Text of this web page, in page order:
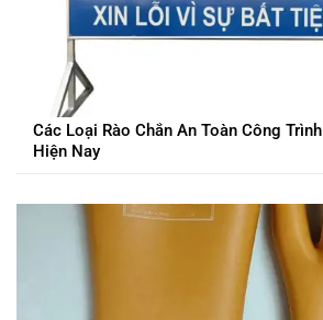
Các Loại Rào Chắn An Toàn Công
Hiện Nay